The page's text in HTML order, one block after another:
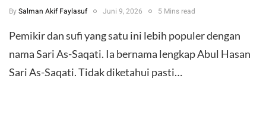
By Salman Akif Faylasuf Juni 9, 2026 5 Mins read
Pemikir dan sufi yang satu ini lebih populer dengan
nama Sari As-Saqati. Ia bernama lengkap Abul Hasan
Sari As-Saqati. Tidak diketahui pasti…